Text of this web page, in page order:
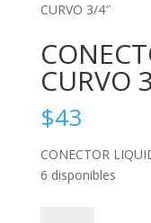
CURVO 3/4″
CURVO
$43
CONECTOR
6 disponibles